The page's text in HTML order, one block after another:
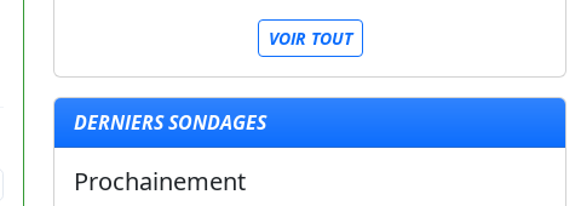
VOIR TOUT
DERNIERS SONDAGES
Prochainement